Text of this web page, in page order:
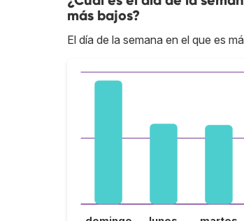
más bajos?
El día de la semana en el que es